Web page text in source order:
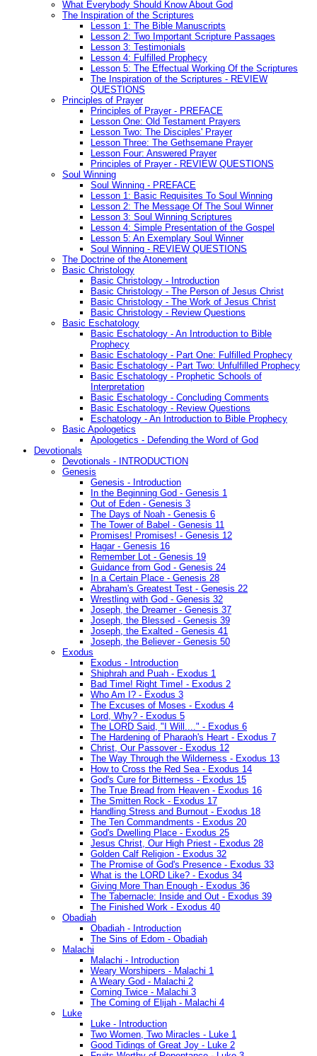
What Everybody Should Know About God
The Inspiration of the Scriptures
Lesson 1: The Bible Manuscripts
Lesson 2: Two Important Scripture Passages
Lesson 3: Testimonials
Lesson 4: Fulfilled Prophecy
Lesson 5: The Effectual Working Of the Scriptures
The Inspiration of the Scriptures - REVIEW
QUESTIONS
Principles of Prayer
Principles of Prayer - PREFACE
Lesson One: Old Testament Prayers
Lesson Two: The Disciples' Prayer
Lesson Three: The Gethsemane Prayer
Lesson Four: Answered Prayer
Principles of Prayer - REVIEW QUESTIONS
Soul Winning
Soul Winning - PREFACE
Lesson 1: Basic Requisites To Soul Winning
Lesson 2: The Message Of The Soul Winner
Lesson 3: Soul Winning Scriptures
Lesson 4: Simple Presentation of the Gospel
Lesson 5: An Exemplary Soul Winner
Soul Winning - REVIEW QUESTIONS
The Doctrine of the Atonement
Basic Christology
Basic Christology - Introduction
Basic Christology - The Person of Jesus Christ
Basic Christology - The Work of Jesus Christ
Basic Christology - Review Questions
Basic Eschatology
Basic Eschatology - An Introduction to Bible
Prophecy
Basic Eschatology - Part One: Fulfilled Prophecy
Basic Eschatology - Part Two: Unfulfilled Prophecy
Basic Eschatology - Prophetic Schools of
Interpretation
Basic Eschatology - Concluding Comments
Basic Eschatology - Review Questions
Eschatology - An Introduction to Bible Prophecy
Basic Apologetics
Apologetics - Defending the Word of God
Devotionals
Devotionals - INTRODUCTION
Genesis
Genesis - Introduction
In the Beginning God - Genesis 1
Out of Eden - Genesis 3
The Days of Noah - Genesis 6
The Tower of Babel - Genesis 11
Promises! Promises! - Genesis 12
Hagar - Genesis 16
Remember Lot - Genesis 19
Guidance from God - Genesis 24
In a Certain Place - Genesis 28
Abraham's Greatest Test - Genesis 22
Wrestling with God - Genesis 32
Joseph, the Dreamer - Genesis 37
Joseph, the Blessed - Genesis 39
Joseph, the Exalted - Genesis 41
Joseph, the Believer - Genesis 50
Exodus
Exodus - Introduction
Shiphrah and Puah - Exodus 1
Bad Time! Right Time! - Exodus 2
Who Am I? - Exodus 3
The Excuses of Moses - Exodus 4
Lord, Why? - Exodus 5
The LORD Said, "I Will...." - Exodus 6
The Hardening of Pharaoh's Heart - Exodus 7
Christ, Our Passover - Exodus 12
The Way Through the Wilderness - Exodus 13
How to Cross the Red Sea - Exodus 14
God's Cure for Bitterness - Exodus 15
The True Bread from Heaven - Exodus 16
The Smitten Rock - Exodus 17
Handling Stress and Burnout - Exodus 18
The Ten Commandments - Exodus 20
God's Dwelling Place - Exodus 25
Jesus Christ, Our High Priest - Exodus 28
Golden Calf Religion - Exodus 32
The Promise of God's Presence - Exodus 33
What is the LORD Like? - Exodus 34
Giving More Than Enough - Exodus 36
The Tabernacle: Inside and Out - Exodus 39
The Finished Work - Exodus 40
Obadiah
Obadiah - Introduction
The Sins of Edom - Obadiah
Malachi
Malachi - Introduction
Weary Worshipers - Malachi 1
A Weary God - Malachi 2
Coming Twice - Malachi 3
The Coming of Elijah - Malachi 4
Luke
Luke - Introduction
Two Women, Two Miracles - Luke 1
Good Tidings of Great Joy - Luke 2